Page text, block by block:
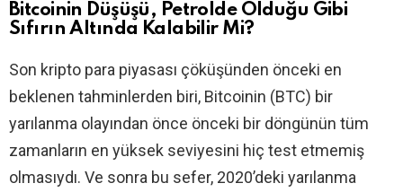
Bitcoinin Düşüşü, Petrolde Olduğu Gibi
Sıfırın Altında Kalabilir Mi?
Son kripto para piyasası çöküşünden önceki en
beklenen tahminlerden biri, Bitcoinin (BTC) bir
yarılanma olayından önce önceki bir döngünün tüm
zamanların en yüksek seviyesini hiç test etmemiş
olmasıydı. Ve sonra bu sefer, 2020’deki yarılanma